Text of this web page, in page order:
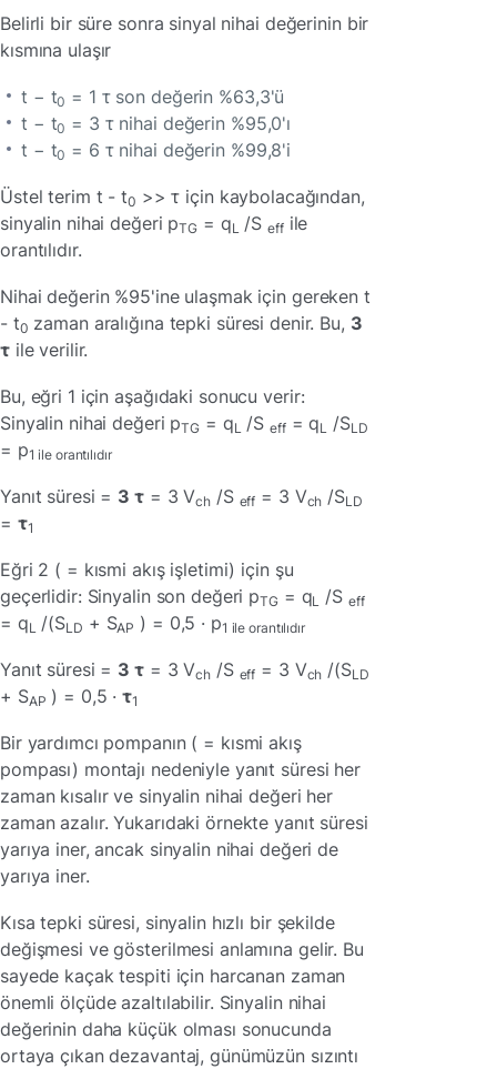
Belirli bir süre sonra sinyal nihai değerinin bir
kısmına ulaşır
t − t0 = 1 τ son değerin %63,3'ü
t − t0 = 3 τ nihai değerin %95,0'ı
t − t0 = 6 τ nihai değerin %99,8'i
Üstel terim t - t0 >> τ için kaybolacağından,
sinyalin nihai değeri pTG = qL /Seffile
orantılıdır.
Nihai değerin %95'ine ulaşmak için gereken t
- t0 zaman aralığına tepki süresi denir. Bu, 3
τile verilir.
Bu, eğri 1 için aşağıdaki sonucu verir:
Sinyalin nihai değeri pTG = qL /Seff= qL /SLD
= p1 ile orantılıdır
Yanıt süresi = 3 τ= 3 Vch /S eff = 3 Vch /SLD
= τ1
Eğri 2 ( = kısmi akış işletimi) için şu
geçerlidir: Sinyalin son değeri pTG= qL /S eff
= qL /(SLD + SAP ) = 0,5 · p1 ile orantılıdır
Yanıt süresi = 3 τ= 3 Vch /S eff = 3 Vch /(SLD
+ SAP ) = 0,5 ·τ1
Bir yardımcı pompanın ( = kısmi akış
pompası) montajı nedeniyle yanıt süresi her
zaman kısalır ve sinyalin nihai değeri her
zaman azalır. Yukarıdaki örnekte yanıt süresi
yarıya iner, ancak sinyalin nihai değeri de
yarıya iner.
Kısa tepki süresi, sinyalin hızlı bir şekilde
değişmesi ve gösterilmesi anlamına gelir. Bu
sayede kaçak tespiti için harcanan zaman
önemli ölçüde azaltılabilir. Sinyalin nihai
değerinin daha küçük olması sonucunda
ortaya çıkan dezavantaj, günümüzün sızıntı